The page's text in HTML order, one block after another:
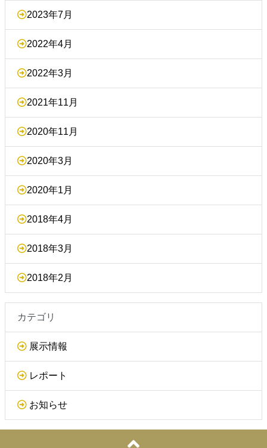
2023年7月
2022年4月
2022年3月
2021年11月
2020年11月
2020年3月
2020年1月
2018年4月
2018年3月
2018年2月
カテゴリ
展示情報
レポート
お知らせ